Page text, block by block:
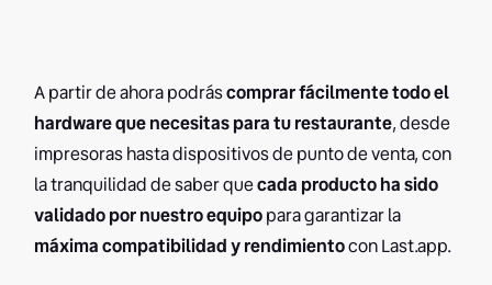
A partir de ahora podráscomprar fácilmente todo el
hardware que necesitas para tu restaurante, desde
impresoras hasta dispositivos de punto de venta, con
la tranquilidad de saber quecada producto ha sido
validado por nuestro equipopara garantizar la
máxima compatibilidad y rendimientocon Last.app.